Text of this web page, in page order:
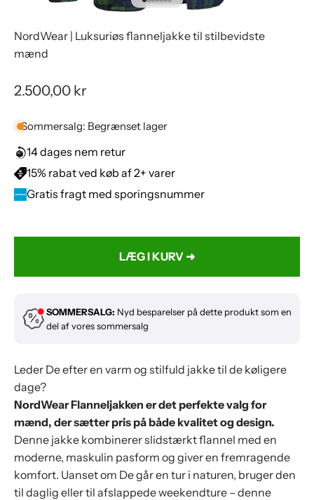
Gå til element 1
Gå til element 2
Gå til element 3
Gå til element 4
Gå til element 5
Gå til element 6
Gå til element 7
NordWear | Luksuriøs flanneljakke til stilbevidste
mænd
Salgspris
2.500,00 kr
Sommersalg: Begrænset lager
14 dages nem retur
15% rabat ved køb af 2+ varer
Gratis fragt med sporingsnummer
LyseblåGul Sort
M
LÆG I KURV ➜
SOMMERSALG: Nyd besparelser på dette produkt som en
del af vores sommersalg
Leder De efter en varm og stilfuld jakke til de køligere
dage?
NordWear Flanneljakken er det perfekte valg for
mænd, der sætter pris på både kvalitet og design.
Denne jakke kombinerer slidstærkt flannel med en
moderne, maskulin pasform og giver en fremragende
komfort. Uanset om De går en tur i naturen, bruger den
til daglig eller til afslappede weekendture – denne